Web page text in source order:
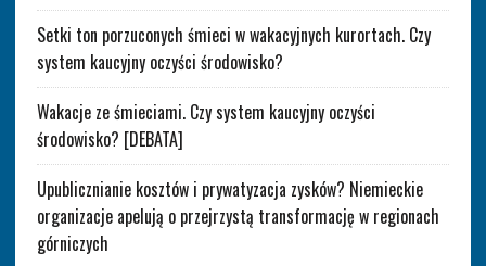
Setki ton porzuconych śmieci w wakacyjnych kurortach. Czy
system kaucyjny oczyści środowisko?
Wakacje ze śmieciami. Czy system kaucyjny oczyści
środowisko? [DEBATA]
Upublicznianie kosztów i prywatyzacja zysków? Niemieckie
organizacje apelują o przejrzystą transformację w regionach
górniczych